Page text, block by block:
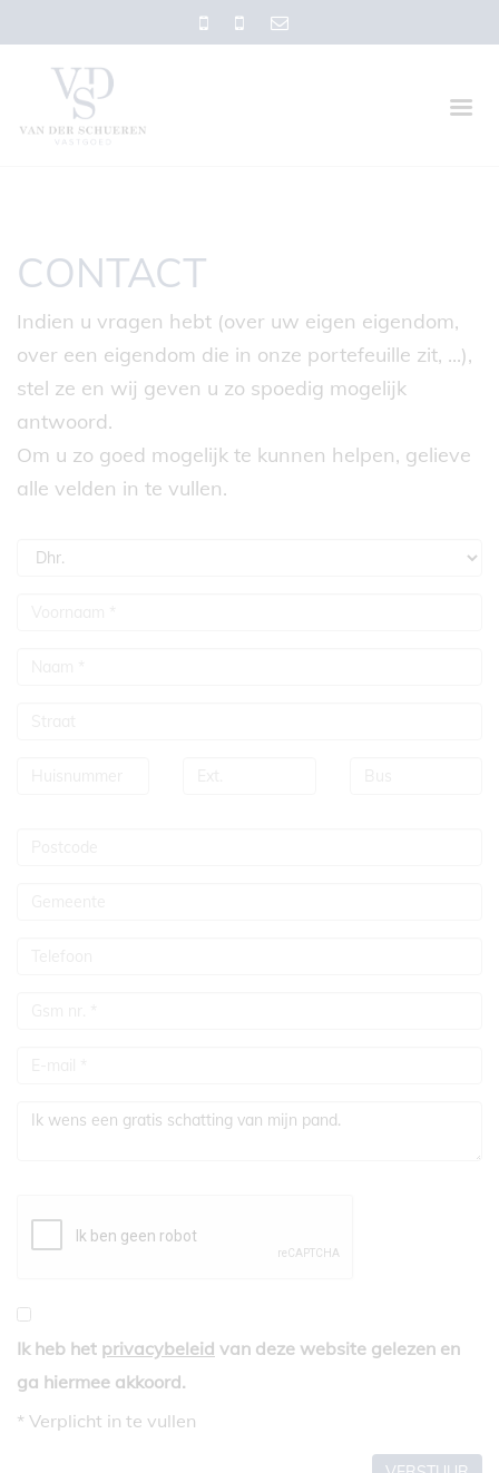
CONTACT
Indien u vragen hebt (over uw eigen eigendom,
over een eigendom die in onze portefeuille zit, ...),
stel ze en wij geven u zo spoedig mogelijk
antwoord.
Om u zo goed mogelijk te kunnen helpen, gelieve
alle velden in te vullen.
Ik heb het privacybeleid van deze website gelezen en
ga hiermee akkoord.
* Verplicht in te vullen